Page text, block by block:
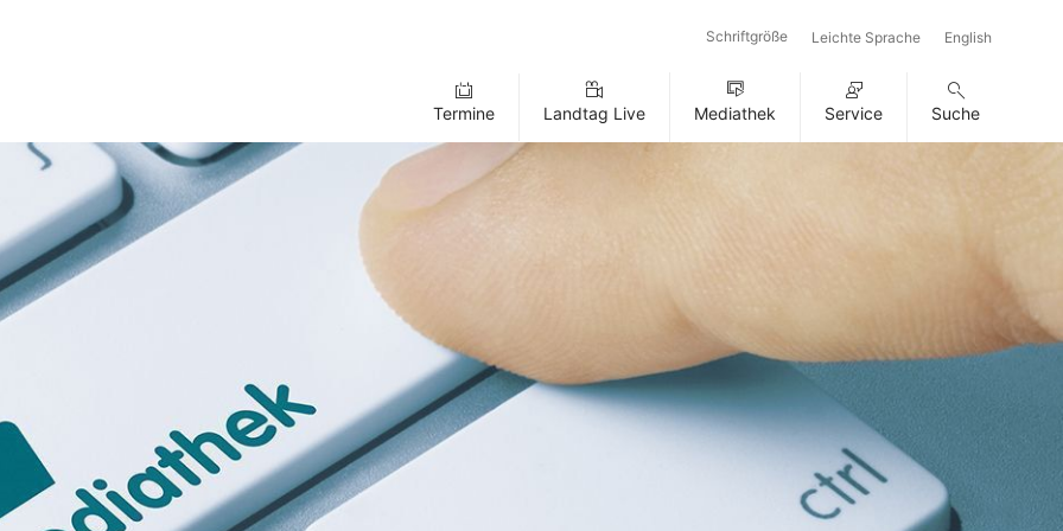
Schriftgröße Leichte Sprache English
Termine Landtag Live Mediathek Service Suche